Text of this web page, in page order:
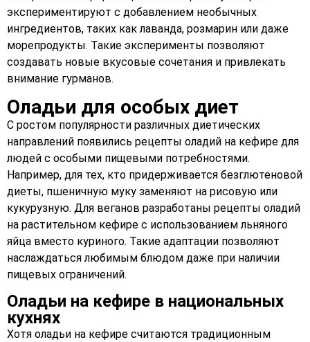
экспериментируют с добавлением необычных
ингредиентов, таких как лаванда, розмарин или даже
морепродукты. Такие эксперименты позволяют
создавать новые вкусовые сочетания и привлекать
внимание гурманов.
Оладьи для особых диет
С ростом популярности различных диетических
направлений появились рецепты оладий на кефире для
людей с особыми пищевыми потребностями.
Например, для тех, кто придерживается безглютеновой
диеты, пшеничную муку заменяют на рисовую или
кукурузную. Для веганов разработаны рецепты оладий
на растительном кефире с использованием льняного
яйца вместо куриного. Такие адаптации позволяют
наслаждаться любимым блюдом даже при наличии
пищевых ограничений.
Оладьи на кефире в национальных
кухнях
Хотя оладьи на кефире считаются традиционным